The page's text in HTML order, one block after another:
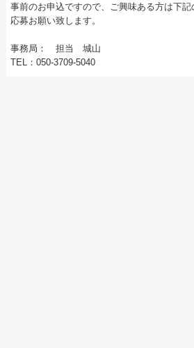
事前のお申込ですので、ご興味ある方は下
応募お願い致します。
事務局： 担当 城山
TEL：050-3709-5040